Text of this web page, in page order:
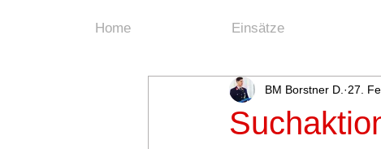
Home Einsätze
BM Borstner D. 27.